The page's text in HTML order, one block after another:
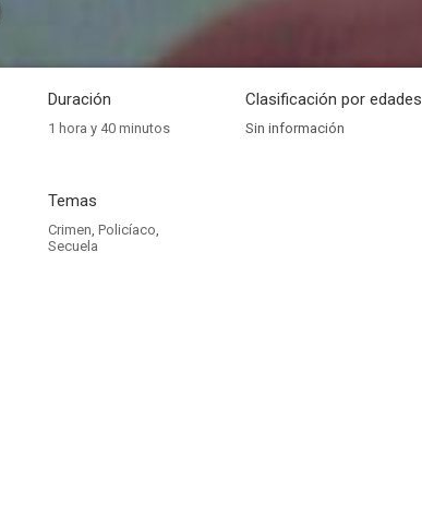
Duración
1 hora y 40 minutos
Clasificación por edades
Sin información
Temas
Crimen, Policíaco,
Secuela